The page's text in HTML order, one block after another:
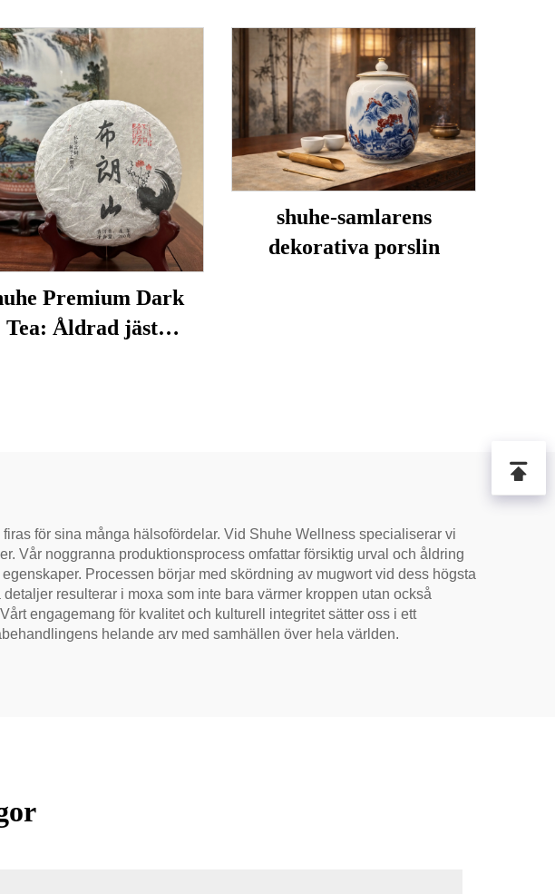
Premium Dark
Tea: Åldrad jäst
shuhe-samlarens
dekorativa porslin
för sina många hälsofördelar. Vid Shuhe Wellness specialiserar vi
Vår noggranna produktionsprocess omfattar försiktig urval och åldring
Processen börjar med skördning av mugwort vid dess högsta
resulterar i moxa som inte bara värmer kroppen utan också
engagemang för kvalitet och kulturell integritet sätter oss i ett
helande arv med samhällen över hela världen.